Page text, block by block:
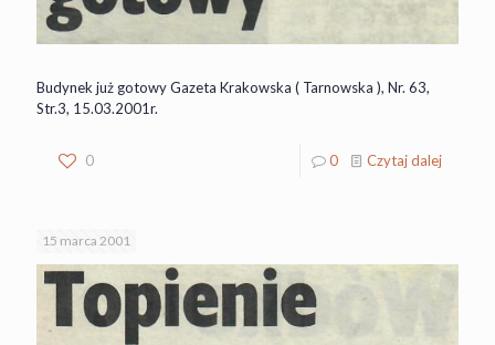
Budynek już gotowy Gazeta Krakowska ( Tarnowska ), Nr. 63,
Str.3, 15.03.2001r.
0 0 Czytaj dalej
15 marca 2001